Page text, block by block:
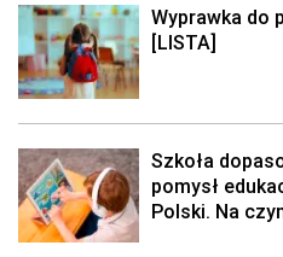
Wyprawka do
[LISTA]
Szkoła
pomysł
Polski. Na